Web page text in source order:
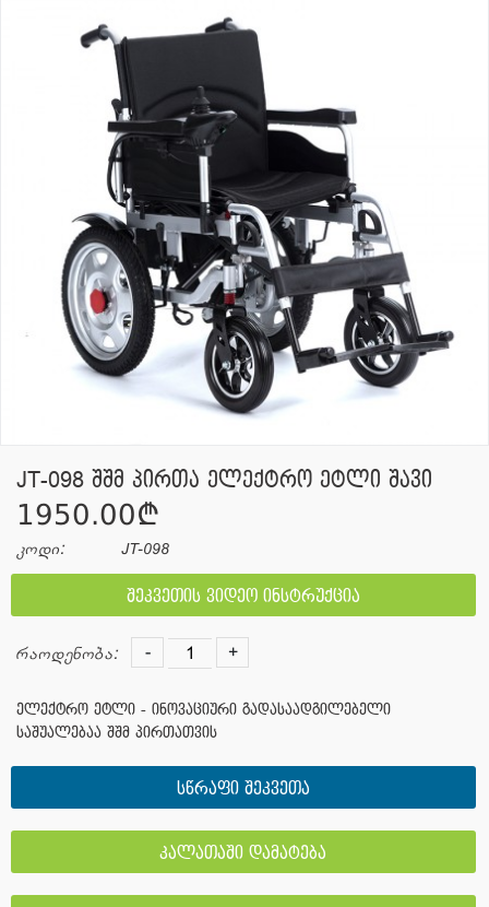
JT-098 შშმ პირთა ელექტრო ეტლი შავი
1950.00¢
კოდი: JT-098
შეკვეთის ვიდეო ინსტრუქცია
რაოდენობა: - +
ელექტრო ეტლი - ინოვაციური გადასაადგილებელი
საშუალებაა შშმ პირთათვის
სწრაფი შეკვეთა
კალათაში დამატება